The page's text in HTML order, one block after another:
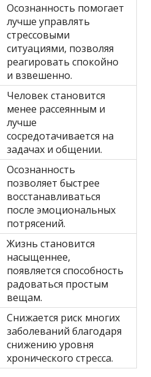
Осознанность помогает
лучше управлять
стрессовыми
ситуациями, позволяя
реагировать спокойно
и взвешенно.
Человек становится
менее рассеянным и
лучше
сосредотачивается на
задачах и общении.
Осознанность
позволяет быстрее
восстанавливаться
после эмоциональных
потрясений.
Жизнь становится
насыщеннее,
появляется способность
радоваться простым
вещам.
Снижается риск многих
заболеваний благодаря
снижению уровня
хронического стресса.